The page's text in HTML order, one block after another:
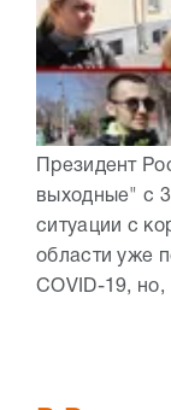
Президент
выходные" с
ситуации с
области уже
COVID-19,